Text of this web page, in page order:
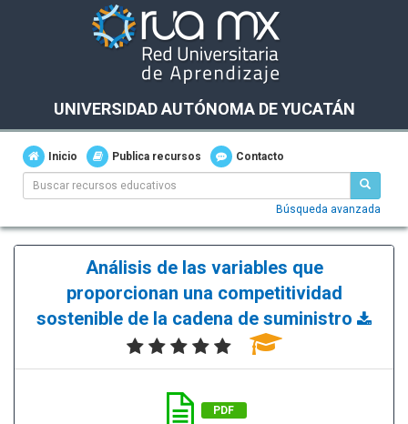
UNIVERSIDAD AUTÓNOMA DE YUCATÁN
Inicio Publica recursos Contacto
Búsqueda avanzada
Análisis de las variables que
proporcionan una competitividad
sostenible de la cadena de suministro
PDF